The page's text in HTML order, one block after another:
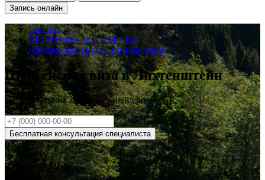
Запись онлайн
Главная
Шенгенская виза в Москве
Шенгенская виза в Лихтенштейн
Шенгенская виза в Лихтенштейн
Делаем визу намаксимальныйсрок!
Бесплатная консультация специалиста
0.5%
одобрения визы